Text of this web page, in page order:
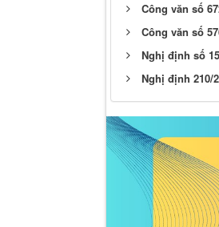
Công văn số
Công văn số
Nghị định số
Nghị định 210/